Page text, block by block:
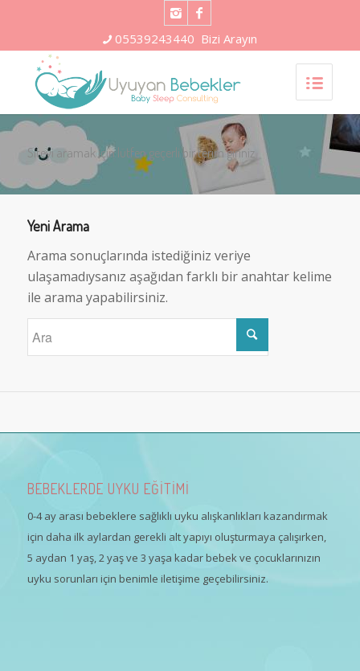
05539243440 Bizi Arayın
Siteyi aramak için lütfen geçerli bir terim giriniz
Yeni Arama
Arama sonuçlarında istediğiniz veriye
ulaşamadıysanız aşağıdan farklı bir anahtar kelime
ile arama yapabilirsiniz.
BEBEKLERDE UYKU EĞİTİMİ
0-4 ay arası bebeklere sağlıklı uyku alışkanlıkları kazandırmak
için daha ilk aylardan gerekli alt yapıyı oluşturmaya çalışırken,
5 aydan 1 yaş, 2 yaş ve 3 yaşa kadar bebek ve çocuklarınızın
uyku sorunları için benimle iletişime geçebilirsiniz.